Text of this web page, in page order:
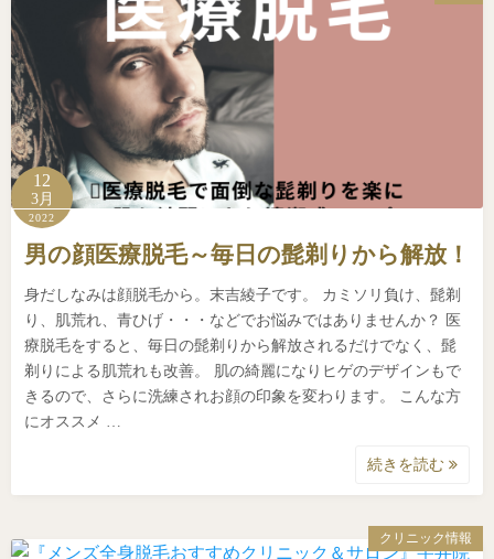
12
3月
2022
男の顔医療脱毛～毎日の髭剃りから解放！
身だしなみは顔脱毛から。末吉綾子です。 カミソリ負け、髭剃
り、肌荒れ、青ひげ・・・などでお悩みではありませんか？ 医
療脱毛をすると、毎日の髭剃りから解放されるだけでなく、髭
剃りによる肌荒れも改善。 肌の綺麗になりヒゲのデザインもで
きるので、さらに洗練されお顔の印象を変わります。 こんな方
にオススメ …
続きを読む
クリニック情報